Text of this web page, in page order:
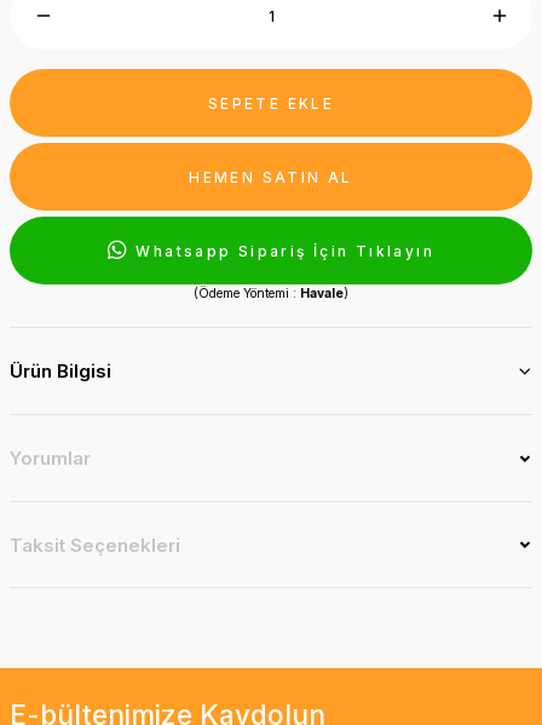
SEPETE EKLE
HEMEN SATIN AL
Whatsapp Sipariş İçin Tıklayın
(Ödeme Yöntemi : Havale)
Ürün Bilgisi
Yorumlar
Taksit Seçenekleri
E-bültenimize Kaydolun